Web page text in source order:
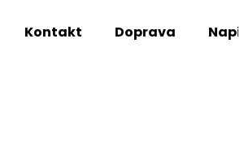
Kontakt Doprava